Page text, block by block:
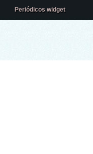
Periódicos widget